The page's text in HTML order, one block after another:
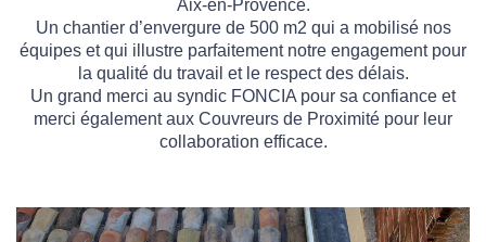
Aix-en-Provence.
Un chantier d’envergure de 500 m2 qui a mobilisé nos
équipes et qui illustre parfaitement notre engagement pour
la qualité du travail et le respect des délais.
Un grand merci au syndic FONCIA pour sa confiance et
merci également aux Couvreurs de Proximité pour leur
collaboration efficace.